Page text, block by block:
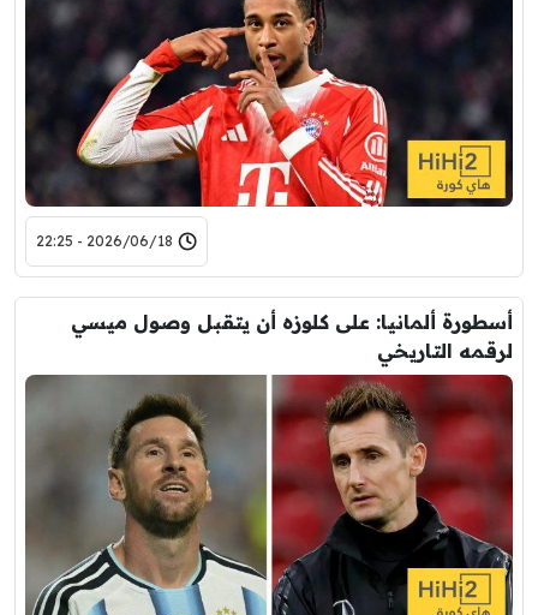
2026/06/18 - 22:25
أسطورة ألمانيا: على كلوزه أن يتقبل وصول ميسي
لرقمه التاريخي